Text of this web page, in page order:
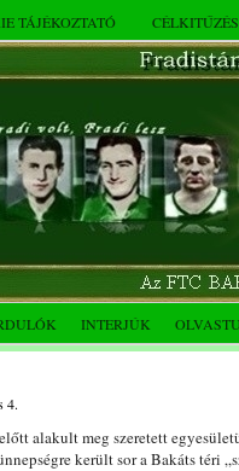
TÁJÉKOZTATÓ
INTERJÚK
4.
alakult meg szeretett
került sor a Bakáts téri